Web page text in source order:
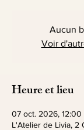
Aucun
Voir
Heure et lieu
07 oct. 2026, 12:00
L'Atelier de Livia, 2